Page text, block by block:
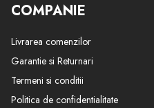
COMPANIE
Livrarea comenzilor
Garantie si Returnari
Termeni si conditii
Politica de confidentialitate